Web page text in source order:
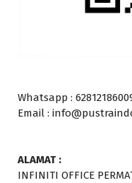
Whatsapp :
Email :
ALAMAT :
INFINITI OFFICE